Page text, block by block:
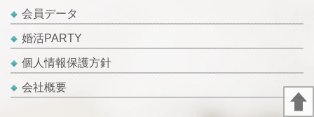
会員データ
婚活PARTY
個人情報保護方針
会社概要